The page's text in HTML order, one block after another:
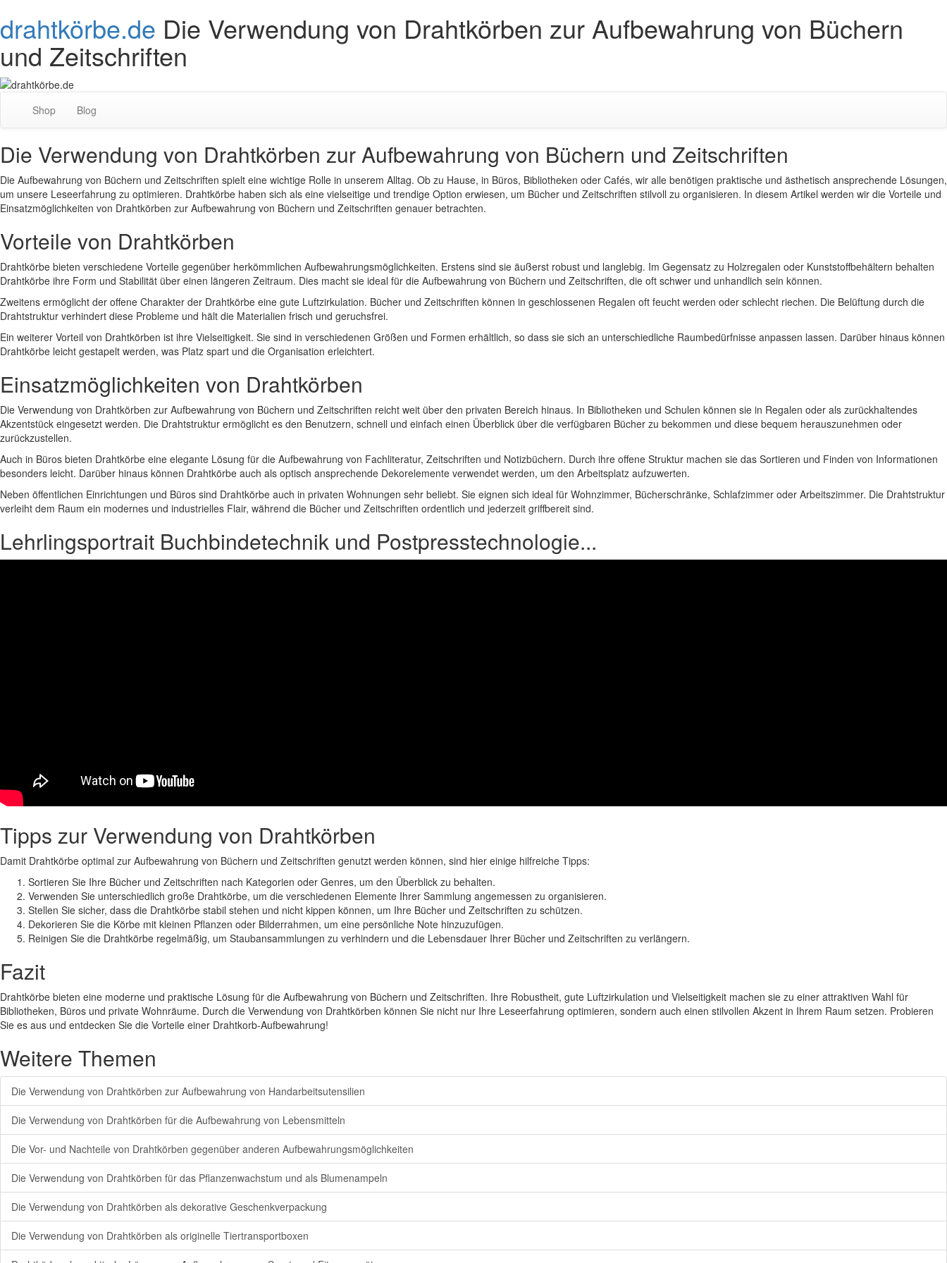
drahtkörbe.de Die Verwendung von Drahtkörben zur Aufbewahrung von Büchern
und Zeitschriften
Shop Blog
Die Verwendung von Drahtkörben zur Aufbewahrung von Büchern und Zeitschriften
Die Aufbewahrung von Büchern und Zeitschriften spielt eine wichtige Rolle in unserem Alltag. Ob zu Hause, in Büros, Bibliotheken oder Cafés, wir alle benötigen praktische und ästhetisch ansprechende Lösungen,
um unsere Leseerfahrung zu optimieren. Drahtkörbe haben sich als eine vielseitige und trendige Option erwiesen, um Bücher und Zeitschriften stilvoll zu organisieren. In diesem Artikel werden wir die Vorteile und
Einsatzmöglichkeiten von Drahtkörben zur Aufbewahrung von Büchern und Zeitschriften genauer betrachten.
Vorteile von Drahtkörben
Drahtkörbe bieten verschiedene Vorteile gegenüber herkömmlichen Aufbewahrungsmöglichkeiten. Erstens sind sie äußerst robust und langlebig. Im Gegensatz zu Holzregalen oder Kunststoffbehältern behalten
Drahtkörbe ihre Form und Stabilität über einen längeren Zeitraum. Dies macht sie ideal für die Aufbewahrung von Büchern und Zeitschriften, die oft schwer und unhandlich sein können.
Zweitens ermöglicht der offene Charakter der Drahtkörbe eine gute Luftzirkulation. Bücher und Zeitschriften können in geschlossenen Regalen oft feucht werden oder schlecht riechen. Die Belüftung durch die
Drahtstruktur verhindert diese Probleme und hält die Materialien frisch und geruchsfrei.
Ein weiterer Vorteil von Drahtkörben ist ihre Vielseitigkeit. Sie sind in verschiedenen Größen und Formen erhältlich, so dass sie sich an unterschiedliche Raumbedürfnisse anpassen lassen. Darüber hinaus können
Drahtkörbe leicht gestapelt werden, was Platz spart und die Organisation erleichtert.
Einsatzmöglichkeiten von Drahtkörben
Die Verwendung von Drahtkörben zur Aufbewahrung von Büchern und Zeitschriften reicht weit über den privaten Bereich hinaus. In Bibliotheken und Schulen können sie in Regalen oder als zurückhaltendes
Akzentstück eingesetzt werden. Die Drahtstruktur ermöglicht es den Benutzern, schnell und einfach einen Überblick über die verfügbaren Bücher zu bekommen und diese bequem herauszunehmen oder
zurückzustellen.
Auch in Büros bieten Drahtkörbe eine elegante Lösung für die Aufbewahrung von Fachliteratur, Zeitschriften und Notizbüchern. Durch ihre offene Struktur machen sie das Sortieren und Finden von Informationen
besonders leicht. Darüber hinaus können Drahtkörbe auch als optisch ansprechende Dekorelemente verwendet werden, um den Arbeitsplatz aufzuwerten.
Neben öffentlichen Einrichtungen und Büros sind Drahtkörbe auch in privaten Wohnungen sehr beliebt. Sie eignen sich ideal für Wohnzimmer, Bücherschränke, Schlafzimmer oder Arbeitszimmer. Die Drahtstruktur
verleiht dem Raum ein modernes und industrielles Flair, während die Bücher und Zeitschriften ordentlich und jederzeit griffbereit sind.
Lehrlingsportrait Buchbindetechnik und Postpresstechnologie...
Tipps zur Verwendung von Drahtkörben
Damit Drahtkörbe optimal zur Aufbewahrung von Büchern und Zeitschriften genutzt werden können, sind hier einige hilfreiche Tipps:
Sortieren Sie Ihre Bücher und Zeitschriften nach Kategorien oder Genres, um den Überblick zu behalten.
Verwenden Sie unterschiedlich große Drahtkörbe, um die verschiedenen Elemente Ihrer Sammlung angemessen zu organisieren.
Stellen Sie sicher, dass die Drahtkörbe stabil stehen und nicht kippen können, um Ihre Bücher und Zeitschriften zu schützen.
Dekorieren Sie die Körbe mit kleinen Pflanzen oder Bilderrahmen, um eine persönliche Note hinzuzufügen.
Reinigen Sie die Drahtkörbe regelmäßig, um Staubansammlungen zu verhindern und die Lebensdauer Ihrer Bücher und Zeitschriften zu verlängern.
Fazit
Drahtkörbe bieten eine moderne und praktische Lösung für die Aufbewahrung von Büchern und Zeitschriften. Ihre Robustheit, gute Luftzirkulation und Vielseitigkeit machen sie zu einer attraktiven Wahl für
Bibliotheken, Büros und private Wohnräume. Durch die Verwendung von Drahtkörben können Sie nicht nur Ihre Leseerfahrung optimieren, sondern auch einen stilvollen Akzent in Ihrem Raum setzen. Probieren
Sie es aus und entdecken Sie die Vorteile einer Drahtkorb-Aufbewahrung!
Weitere Themen
Die Verwendung von Drahtkörben zur Aufbewahrung von Handarbeitsutensilien
Die Verwendung von Drahtkörben für die Aufbewahrung von Lebensmitteln
Die Vor- und Nachteile von Drahtkörben gegenüber anderen Aufbewahrungsmöglichkeiten
Die Verwendung von Drahtkörben für das Pflanzenwachstum und als Blumenampeln
Die Verwendung von Drahtkörben als dekorative Geschenkverpackung
Die Verwendung von Drahtkörben als originelle Tiertransportboxen